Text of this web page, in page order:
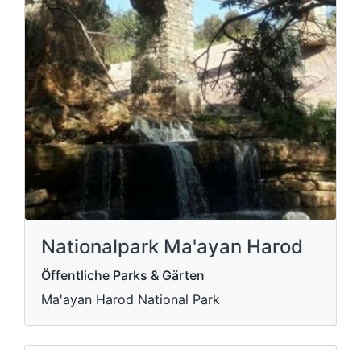
Nationalpark Ma'ayan Harod
Öffentliche Parks & Gärten
Ma'ayan Harod National Park